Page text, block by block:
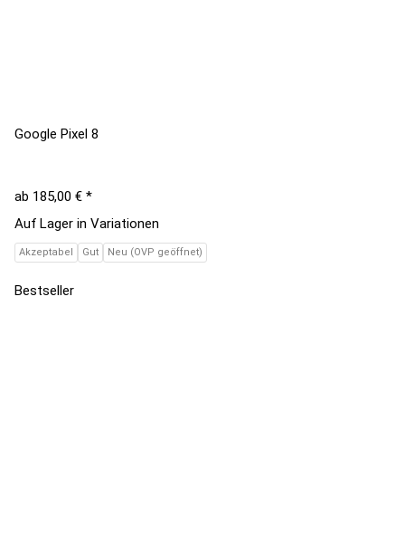
Google Pixel 8
ab 185,00 € *
Auf Lager in Variationen
Akzeptabel Gut Neu (OVP geöffnet)
Bestseller